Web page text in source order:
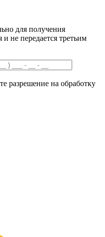
для получения
не передается третьим
разрешение на обработку